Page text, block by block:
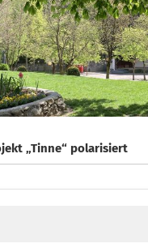
 Museumsprojekt „Tinne“ polarisiert